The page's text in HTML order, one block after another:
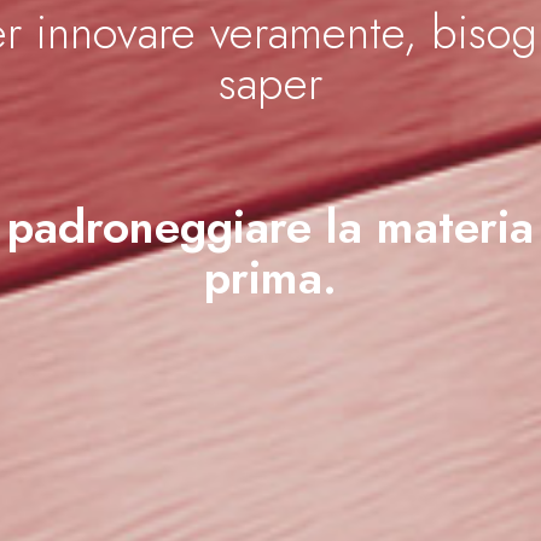
innovare veramente,
saper
padroneggiare la materia
prima.